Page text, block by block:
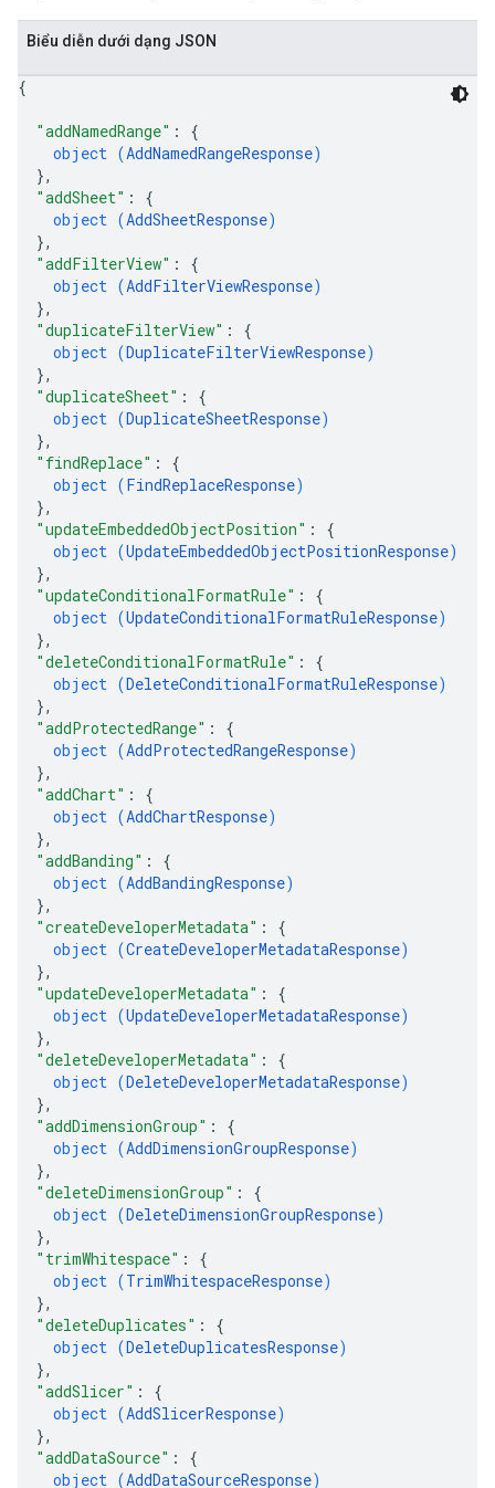
Biểu diễn dưới dạng JSON
{
"addNamedRange" : {
object (AddNamedRangeResponse)
},
"addSheet" : {
object (AddSheetResponse)
},
"addFilterView" : {
object (AddFilterViewResponse)
},
"duplicateFilterView" : {
object (DuplicateFilterViewResponse)
},
"duplicateSheet" : {
object (DuplicateSheetResponse)
},
"findReplace" : {
object (FindReplaceResponse)
},
"updateEmbeddedObjectPosition" : {
object (UpdateEmbeddedObjectPositionResponse)
},
"updateConditionalFormatRule" : {
object (UpdateConditionalFormatRuleResponse)
},
"deleteConditionalFormatRule" : {
object (DeleteConditionalFormatRuleResponse)
},
"addProtectedRange" : {
object (AddProtectedRangeResponse)
},
"addChart" : {
object (AddChartResponse)
},
"addBanding" : {
object (AddBandingResponse)
},
"createDeveloperMetadata" : {
object (CreateDeveloperMetadataResponse)
},
"updateDeveloperMetadata" : {
object (UpdateDeveloperMetadataResponse)
},
"deleteDeveloperMetadata" : {
object (DeleteDeveloperMetadataResponse)
},
"addDimensionGroup" : {
object (AddDimensionGroupResponse)
},
"deleteDimensionGroup" : {
object (DeleteDimensionGroupResponse)
},
"trimWhitespace" : {
object (TrimWhitespaceResponse)
},
"deleteDuplicates" : {
object (DeleteDuplicatesResponse)
},
"addSlicer" : {
object (AddSlicerResponse)
},
"addDataSource" : {
object (AddDataSourceResponse)